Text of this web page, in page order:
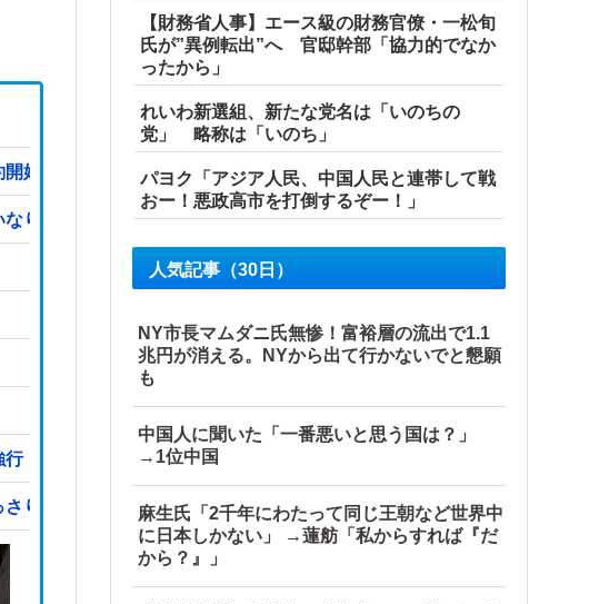
始】
りではないことが判明
行
さりと……他
【財務省人事】エース級の財務官僚・一松旬
氏が”異例転出”へ 官邸幹部「協力的でなか
ったから」
れいわ新選組、新たな党名は「いのちの
党」 略称は「いのち」
パヨク「アジア人民、中国人民と連帯して戦
おー！悪政高市を打倒するぞー！」
人気記事（30日）
NY市長マムダニ氏無惨！富裕層の流出で1.1
兆円が消える。NYから出て行かないでと懇願
も
中国人に聞いた「一番悪いと思う国は？」
→1位中国
麻生氏「2千年にわたって同じ王朝など世界中
に日本しかない」 →蓮舫「私からすれば『だ
から？』」